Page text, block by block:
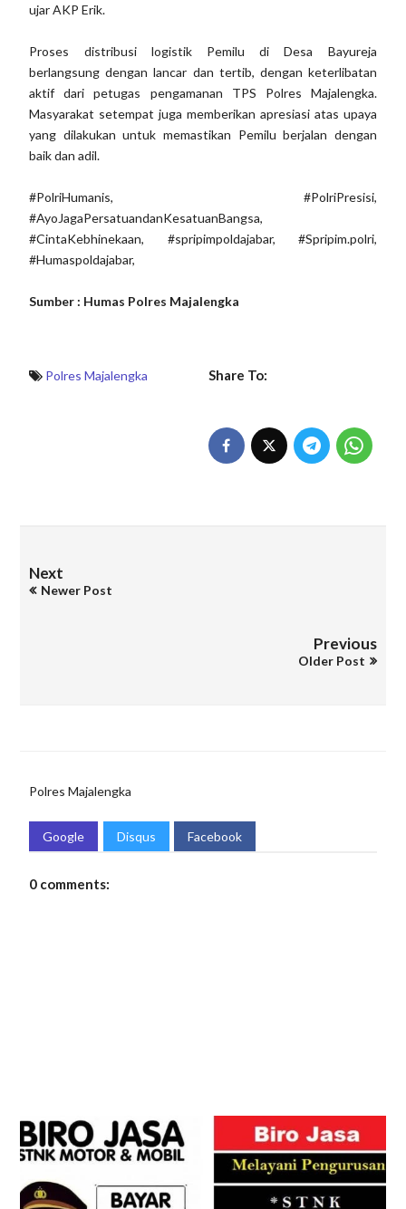
ujar AKP Erik.
Proses distribusi logistik Pemilu di Desa Bayureja
berlangsung dengan lancar dan tertib, dengan keterlibatan
aktif dari petugas pengamanan TPS Polres Majalengka.
Masyarakat setempat juga memberikan apresiasi atas upaya
yang dilakukan untuk memastikan Pemilu berjalan dengan
baik dan adil.
#PolriHumanis, #PolriPresisi,
#AyoJagaPersatuandanKesatuanBangsa,
#CintaKebhinekaan, #spripimpoldajabar, #Spripim.polri,
#Humaspoldajabar,
Sumber : Humas Polres Majalengka
Polres Majalengka Share To:
Next
Newer Post
Previous
Older Post
Polres Majalengka
Google Disqus Facebook
0 comments: